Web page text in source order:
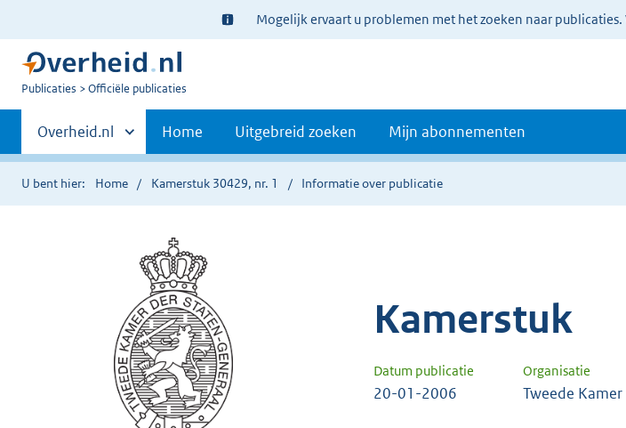
Ter
informatie:
Mogelijk ervaart u problemen met het zoeken naar
U
Publicaties Officiële publicaties
Primaire
navigatie
Andere
sites
binnen
Overheid.nl Home Uitgebreid zoeken Mijn abonnementen
U bent hier: Home Kamerstuk 30429, nr. 1 Informatie over publicatie
Kamerstuk
Datum publicatie Organisatie
20-01-2006 Tweede